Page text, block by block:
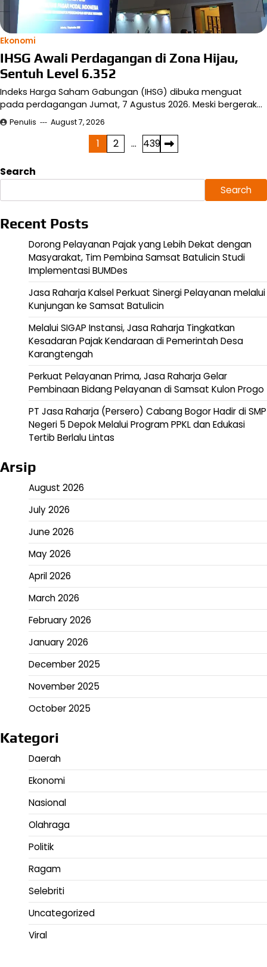
Ekonomi
IHSG Awali Perdagangan di Zona Hijau,
Sentuh Level 6.352
Indeks Harga Saham Gabungan (IHSG) dibuka menguat
pada perdagangan Jumat, 7 Agustus 2026. Meski bergerak…
Penulis August 7, 2026
pagination
1 2 … 439
Search
Search
Recent Posts
Dorong Pelayanan Pajak yang Lebih Dekat dengan
Masyarakat, Tim Pembina Samsat Batulicin Studi
Implementasi BUMDes
Jasa Raharja Kalsel Perkuat Sinergi Pelayanan melalui
Kunjungan ke Samsat Batulicin
Melalui SIGAP Instansi, Jasa Raharja Tingkatkan
Kesadaran Pajak Kendaraan di Pemerintah Desa
Karangtengah
Perkuat Pelayanan Prima, Jasa Raharja Gelar
Pembinaan Bidang Pelayanan di Samsat Kulon Progo
PT Jasa Raharja (Persero) Cabang Bogor Hadir di SMP
Negeri 5 Depok Melalui Program PPKL dan Edukasi
Tertib Berlalu Lintas
Arsip
August 2026
July 2026
June 2026
May 2026
April 2026
March 2026
February 2026
January 2026
December 2025
November 2025
October 2025
Kategori
Daerah
Ekonomi
Nasional
Olahraga
Politik
Ragam
Selebriti
Uncategorized
Viral